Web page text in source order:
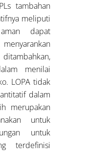
tambahan
meliputi
dapat
menilai
LOPA tidak
dalam
merupakan
untuk
untuk
terdefinisi